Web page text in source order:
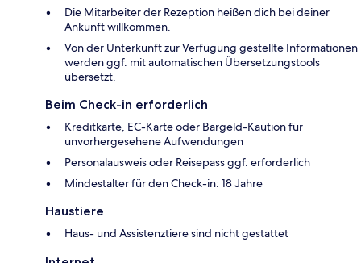
Die Mitarbeiter der Rezeption heißen dich bei deiner
Ankunft willkommen.
Von der Unterkunft zur Verfügung gestellte Informationen
werden ggf. mit automatischen Übersetzungstools
übersetzt.
Beim Check-in erforderlich
Kreditkarte, EC-Karte oder Bargeld-Kaution für
unvorhergesehene Aufwendungen
Personalausweis oder Reisepass ggf. erforderlich
Mindestalter für den Check-in: 18 Jahre
Haustiere
Haus- und Assistenztiere sind nicht gestattet